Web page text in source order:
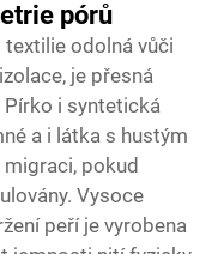
pórů
odolná vůči
je přesná
i syntetická
a i látka s hustým
pokud
Vysoce
peří je vyrobena